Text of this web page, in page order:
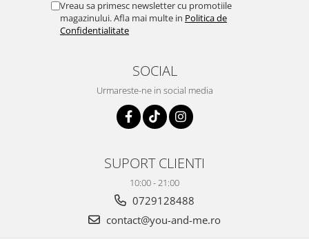
Vreau sa primesc newsletter cu promotiile
magazinului. Afla mai multe in Politica de
Confidentialitate
SOCIAL
Urmareste-ne in social media
SUPORT CLIENTI
10:00 - 21:00
0729128488
contact@you-and-me.ro